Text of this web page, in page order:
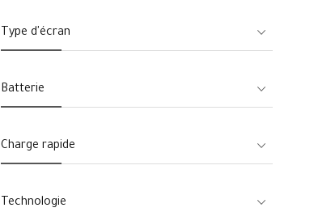
Type d'écran
Batterie
Charge rapide
Technologie